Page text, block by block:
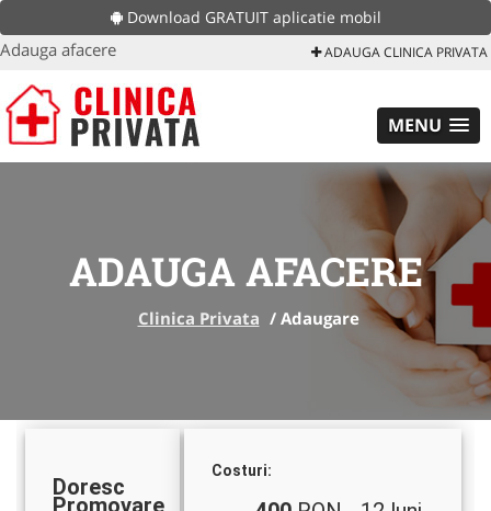
Download GRATUIT aplicatie mobil
Adauga afacere ADAUGA CLINICA PRIVATA
MENU
ADAUGA AFACERE
Clinica Privata / Adaugare